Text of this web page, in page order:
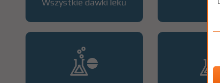
Wszystkie dawki leku